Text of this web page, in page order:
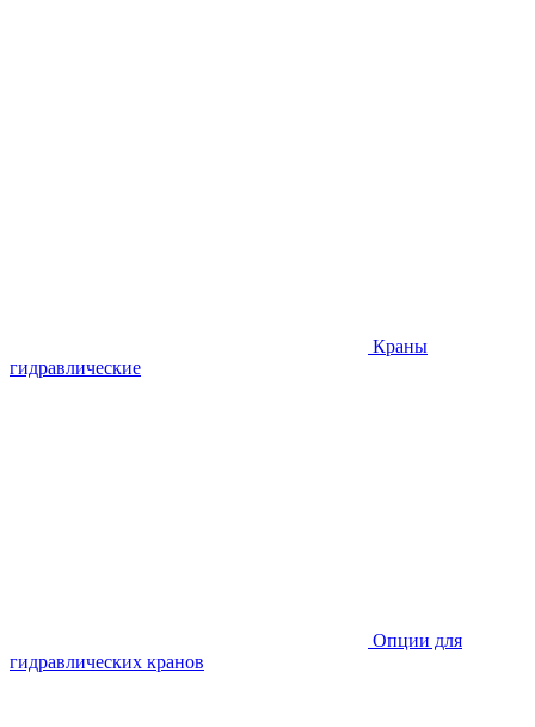
Краны
гидравлические
Опции для
гидравлических кранов